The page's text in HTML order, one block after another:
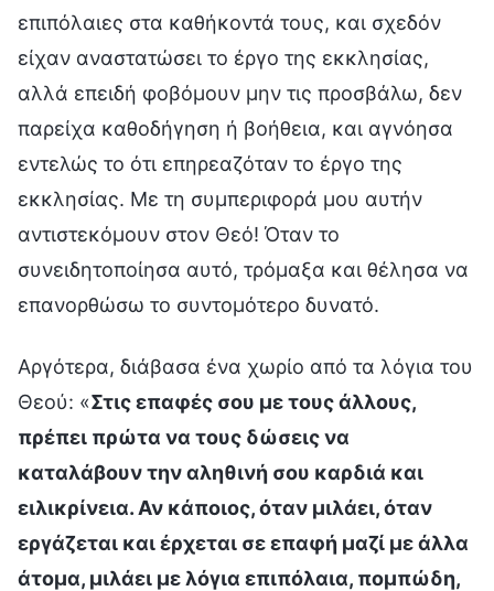
επιπόλαιες στα καθήκοντά τους, και σχεδόν
είχαν αναστατώσει το έργο της εκκλησίας,
αλλά επειδή φοβόμουν μην τις προσβάλω, δεν
παρείχα καθοδήγηση ή βοήθεια, και αγνόησα
εντελώς το ότι επηρεαζόταν το έργο της
εκκλησίας. Με τη συμπεριφορά μου αυτήν
αντιστεκόμουν στον Θεό! Όταν το
συνειδητοποίησα αυτό, τρόμαξα και θέλησα να
επανορθώσω το συντομότερο δυνατό.
Αργότερα, διάβασα ένα χωρίο από τα λόγια του
Θεού: «Στις επαφές σου με τους άλλους,
πρέπει πρώτα να τους δώσεις να
καταλάβουν την αληθινή σου καρδιά και
ειλικρίνεια. Αν κάποιος, όταν μιλάει, όταν
εργάζεται και έρχεται σε επαφή μαζί με άλλα
άτομα, μιλάει με λόγια επιπόλαια, πομπώδη,